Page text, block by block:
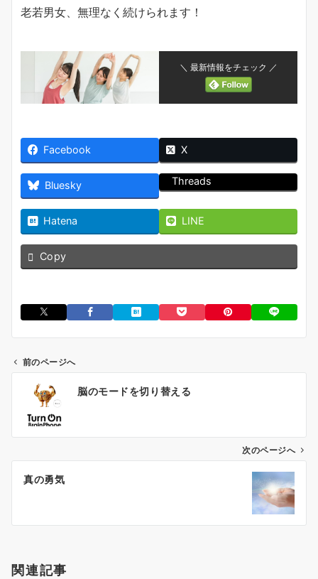
老若男女、無理なく続けられます！
＼ 最新情報をチェック ／
Facebook X
Bluesky Threads
Hatena LINE
Copy
ビ
ン
前のページへ
脳のモードを切り替える
次のページへ
真の勇気
関連記事